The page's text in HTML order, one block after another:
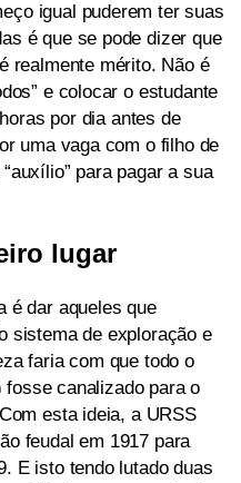
igual puderem ter suas
é que se pode dizer que
realmente mérito. Não é
e colocar o estudante
por dia antes de
uma vaga com o filho de
para pagar a sua
lugar
é dar aqueles que
sistema de exploração e
faria com que todo o
fosse canalizado para o
esta ideia, a URSS
feudal em 1917 para
E isto tendo lutado duas